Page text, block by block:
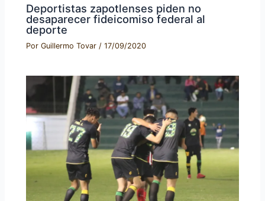
Deportistas zapotlenses piden no
desaparecer fideicomiso federal al
deporte
PorGuillermo Tovar/17/09/2020